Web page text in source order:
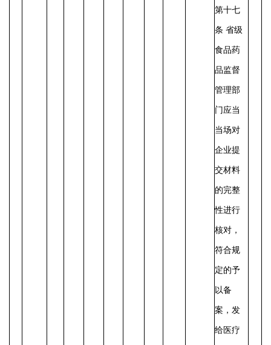
第十七
条 省级
食品药
品监督
管理部
门应当
当场对
企业提
交材料
的完整
性进行
核对，
符合规
定的予
以备
案，发
给医疗